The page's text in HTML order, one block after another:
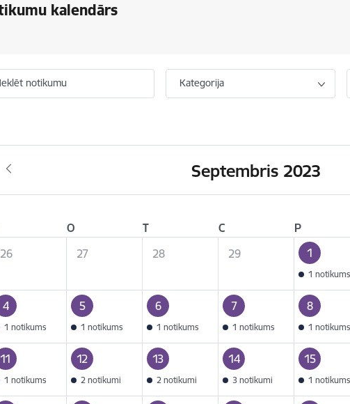
kalendārs
notikumu Kategorija
Septembris 2023
O T C P
26
27 28 29 1
1 notikums
4
1 notikums
5
1 notikums
6
1 notikums
7
1 notikums
8
1 notikums
11
1 notikums
12
2 notikumi
13
2 notikumi
14
3 notikumi
15
1 notikums